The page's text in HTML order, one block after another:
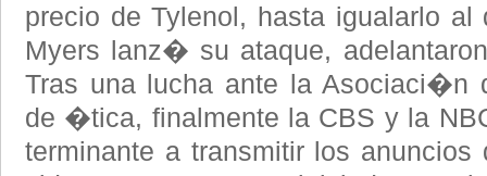
precio de Tylenol, hasta igualarlo al
Myers lanz� su ataque,
Tras una lucha ante la Asociaci�n
de �tica, finalmente la CBS y la
terminante a transmitir los